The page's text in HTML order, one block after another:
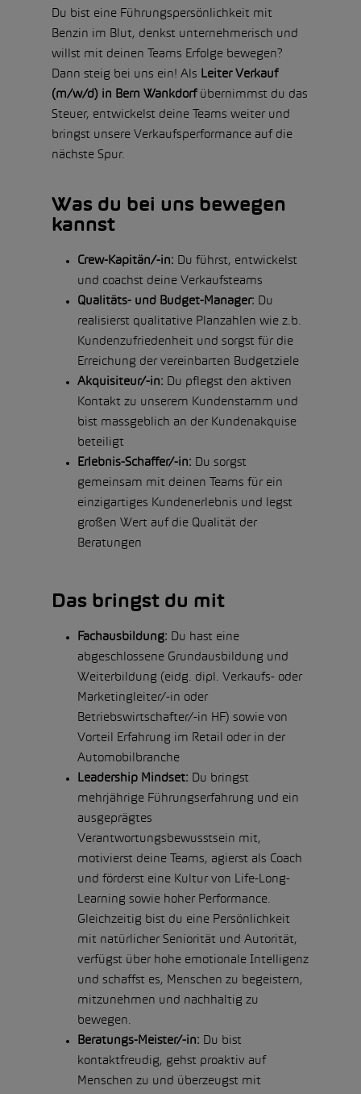
Du bist eine Führungspersönlichkeit mit
Benzin im Blut, denkst unternehmerisch und
willst mit deinen Teams Erfolge bewegen?
Dann steig bei uns ein! Als Leiter Verkauf
(m/w/d) in Bern Wankdorf übernimmst du das
Steuer, entwickelst deine Teams weiter und
bringst unsere Verkaufsperformance auf die
nächste Spur.
Was du bei uns bewegen
kannst
Crew-Kapitän/-in: Du führst, entwickelst
und coachst deine Verkaufsteams
Qualitäts- und Budget-Manager: Du
realisierst qualitative Planzahlen wie z.b.
Kundenzufriedenheit und sorgst für die
Erreichung der vereinbarten Budgetziele
Akquisiteur/-in: Du pflegst den aktiven
Kontakt zu unserem Kundenstamm und
bist massgeblich an der Kundenakquise
beteiligt
Erlebnis-Schaffer/-in: Du sorgst
gemeinsam mit deinen Teams für ein
einzigartiges Kundenerlebnis und legst
großen Wert auf die Qualität der
Beratungen
Das bringst du mit
Fachausbildung: Du hast eine
abgeschlossene Grundausbildung und
Weiterbildung (eidg. dipl. Verkaufs- oder
Marketingleiter/-in oder
Betriebswirtschafter/-in HF) sowie von
Vorteil Erfahrung im Retail oder in der
Automobilbranche
Leadership Mindset:
Du bringst
mehrjährige Führungserfahrung und ein
ausgeprägtes
Verantwortungsbewusstsein mit,
motivierst deine Teams, agierst als Coach
und förderst eine Kultur von Life-Long-
Learning sowie hoher Performance.
Gleichzeitig bist du eine Persönlichkeit
mit natürlicher Seniorität und Autorität,
verfügst über hohe emotionale Intelligenz
und schaffst es, Menschen zu begeistern,
mitzunehmen und nachhaltig zu
bewegen.
Beratungs-Meister/-in:
Du bist
kontaktfreudig, gehst proaktiv auf
Menschen zu und überzeugst mit